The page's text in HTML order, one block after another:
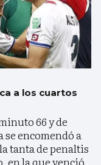
a los cuartos
66 y de
se encomendó a
tanta de penaltis
en la que venció